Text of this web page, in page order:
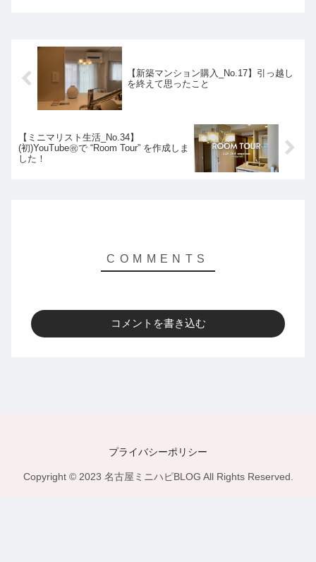
【新築マンション購入_No.17】引っ越し
を終えて思ったこと
【ミニマリスト生活_No.34】
(初)YouTube㊗️で “Room Tour” を作成しま
した！
コメントを書き込む
プライバシーポリシー
Copyright © 2023 名古屋ミニハピBLOG All Rights Reserved.